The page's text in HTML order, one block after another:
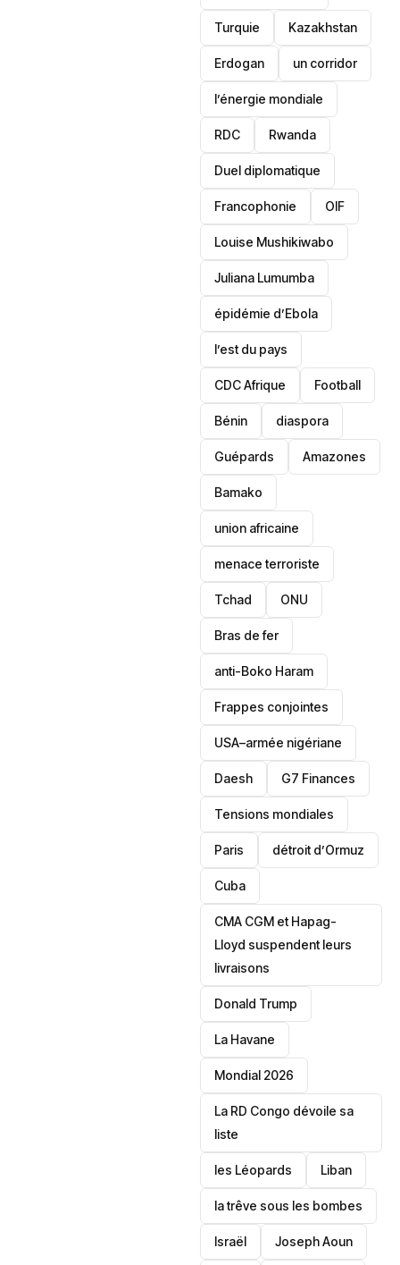
‎Turquie Kazakhstan
Erdogan un corridor
l’énergie mondiale
RDC Rwanda
Duel diplomatique
Francophonie OIF
Louise Mushikiwabo
Juliana Lumumba
épidémie d’Ebola
l’est du pays
CDC Afrique Football
Bénin diaspora
Guépards Amazones
Bamako
union africaine
menace terroriste
‎Tchad ONU
Bras de fer
anti-Boko Haram
Frappes conjointes
USA–armée nigériane
Daesh ‎G7 Finances
Tensions mondiales
Paris détroit d’Ormuz
‎Cuba
CMA CGM et Hapag-
Lloyd suspendent leurs
livraisons
Donald Trump
La Havane
Mondial 2026
La RD Congo dévoile sa
liste
les Léopards ‎Liban
la trêve sous les bombes
Israël Joseph Aoun